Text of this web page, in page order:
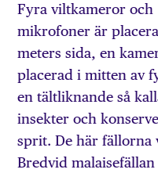
Fyra viltkameror och
mikrofoner är
meters sida, en
placerad i mitten av
en tältliknande så
insekter och
sprit. De här fällorna
Bredvid